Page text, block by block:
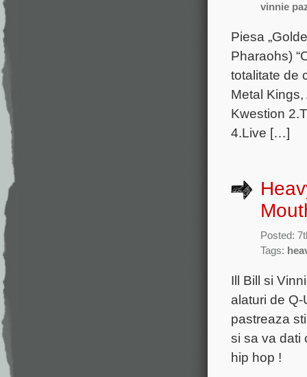
vinnie
Piesa
Pharaohs)
totalitate de
Metal
Kwestion
4.Live […]
Posted:
Tags:
Ill Bill si
alaturi de Q-
pastreaza
si sa va dati
hip hop !